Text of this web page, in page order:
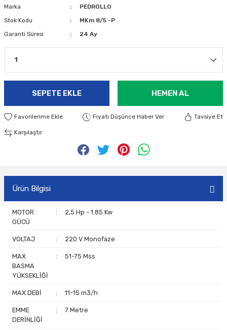
Marka
PEDROLLO
Stok Kodu
MKm 8/5 -P
Garanti Süresi
24 Ay
SEPETE EKLE HEMEN AL
Fiyatı Düşünce Haber Ver Tavsiye Et
Karşılaştır
Ürün Bilgisi
MOTOR
GÜCÜ
: 2,5 Hp - 1.85 Kw
VOLTAJ : 220 V Monofaze
MAX
BASMA
YÜKSEKLİĞİ
: 51-75 Mss
MAX DEBİ : 11-15 m3/h
EMME
DERİNLİĞİ
: 7 Metre